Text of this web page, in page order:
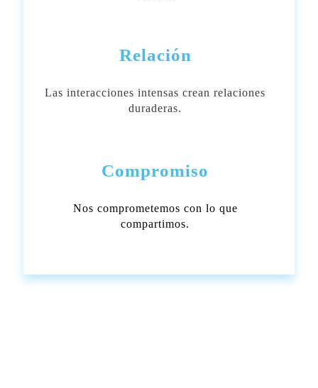
Relación
Las interacciones intensas crean relaciones
duraderas.
Compromiso
Nos comprometemos con lo que
compartimos.